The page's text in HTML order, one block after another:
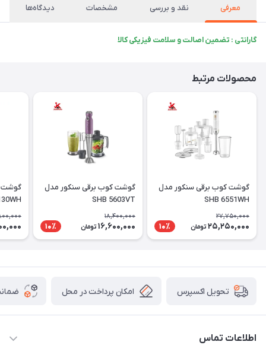
معرفی نقد و بررسی مشخصات دیدگاه‌ها
گارانتی : تضمین اصالت و سلامت فیزیکی کالا
محصولات مرتبط
گوشت کوب برقی سنکور مدل
SHB 6551WH
27,750,000
25,250,000 تومان 10٪
گوشت کوب برقی سنکور مدل
SHB 5603VT
18,400,000
16,600,000 تومان 10٪
تحویل اکسپرس امکان پرداخت در محل
اطلاعات تماس